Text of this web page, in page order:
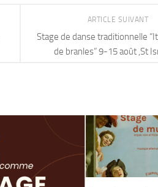
ARTICLE SUIVANT
Stage de danse traditionnelle
de branles” 9-15 août ,St